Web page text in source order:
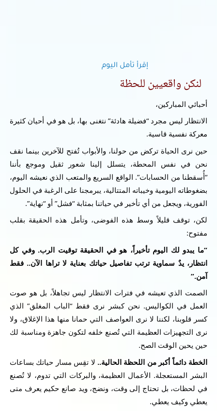
إقرأ تأمل اليوم
لنكن واقعيين للحظة
أحبائي المباركين،
الانتظار ليس مجرد “فضيلة هادئة” نتغنى بها، بل هو في أحيان كثيرة
معركة نفسية قاسية.
حين نرى الحياة تركض من حولنا، والأبواب تُفتح للآخرين بينما نقف
نحن في نفس المحطة، يتسلل إلينا شعور ثقيل وموجع بأننا
“أُسقطنا من الحسابات”. الواقع السريع والمتعب الذي نعيشه اليوم،
بضغوطاته اليومية وخيباته المتتالية، يبرمجنا على الرغبة في الحلول
الفورية، ويجعل من أي تأخير في حياتنا بمثابة “فشل” أو “نهاية”.
لكن، توقف قليلاً وسط هذه الفوضى، وتأمل هذه الحقيقة بقلب
مفتوح:
“ما يبدو لك اليوم تأخيراً، هو في الحقيقة توقيت الرب. وفي كل
انتظار، يدٌ سماوية ترتب تفاصيل حياتك بعناية لا تراها الآن.. فقط
آمن.”
الصمت الذي تعيشه في فترات الانتظار ليس تجاهلاً، بل هو صوت
العمل في الكواليس. نحن كبشر نرى فقط “الباب المغلق” الذي
كسر قلوبنا، لكننا لا نرى العواصف التي حمانا منها هذا الإغلاق، ولا
نرى التجهيزات العظيمة التي تُصنع خلفه لتكون جاهزة ومناسبة لك
حين يحين الوقت الصح.
الخطة دائماً أكبر من اللحظة الحالية.. لا تقِس مسار حياتك بساعات
البشر المستعجلة. الأعمال العظيمة، والبركات التي تدوم، لا تُصنع
في لحظات، بل تحتاج إلى وقت، ونضج، ويد صانع حكيم يعرف متى
يعطي وكيف يعطي.